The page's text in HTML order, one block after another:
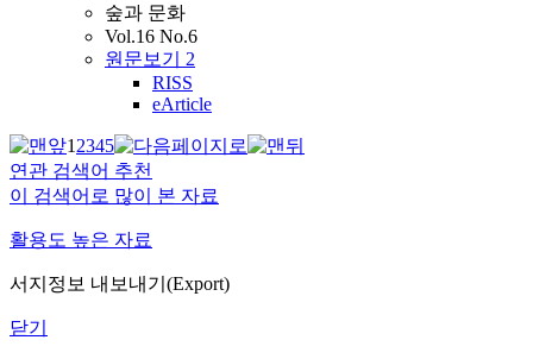
숲과 문화
Vol.16 No.6
원문보기 2
RISS
eArticle
12345
연관 검색어 추천
이 검색어로 많이 본 자료
활용도 높은 자료
서지정보 내보내기(Export)
닫기